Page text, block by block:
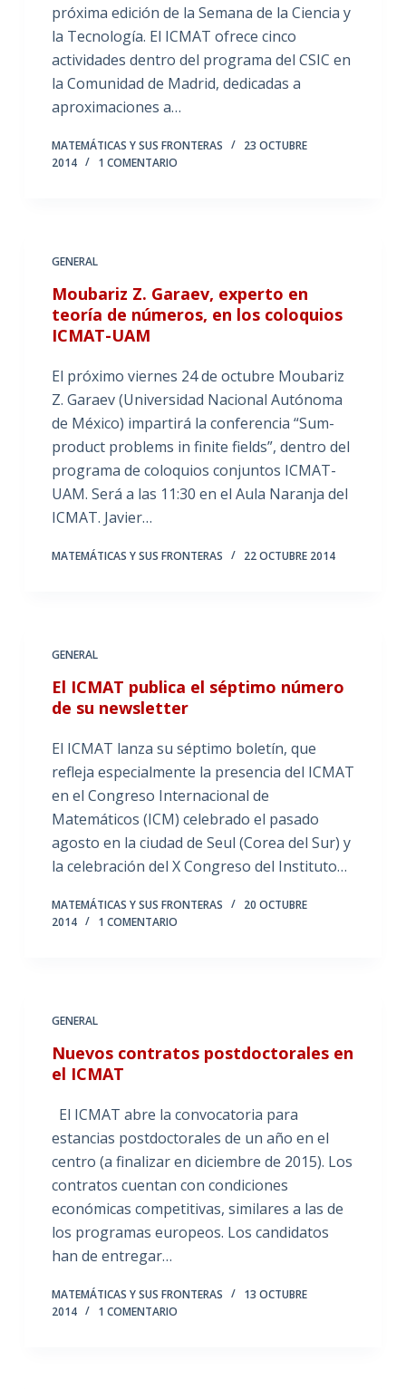
próxima edición de la Semana de la Ciencia y
la Tecnología. El ICMAT ofrece cinco
actividades dentro del programa del CSIC en
la Comunidad de Madrid, dedicadas a
aproximaciones a…
MATEMÁTICAS Y SUS FRONTERAS
23 OCTUBRE
2014
1 COMENTARIO
GENERAL
Moubariz Z. Garaev, experto en
teoría de números, en los coloquios
ICMAT-UAM
El próximo viernes 24 de octubre Moubariz
Z. Garaev (Universidad Nacional Autónoma
de México) impartirá la conferencia “Sum-
product problems in finite fields”, dentro del
programa de coloquios conjuntos ICMAT-
UAM. Será a las 11:30 en el Aula Naranja del
ICMAT. Javier…
MATEMÁTICAS Y SUS FRONTERAS 22 OCTUBRE 2014
GENERAL
El ICMAT publica el séptimo número
de su newsletter
El ICMAT lanza su séptimo boletín, que
refleja especialmente la presencia del ICMAT
en el Congreso Internacional de
Matemáticos (ICM) celebrado el pasado
agosto en la ciudad de Seul (Corea del Sur) y
la celebración del X Congreso del Instituto…
MATEMÁTICAS Y SUS FRONTERAS
20 OCTUBRE
2014
1 COMENTARIO
GENERAL
Nuevos contratos postdoctorales en
el ICMAT
El ICMAT abre la convocatoria para
estancias postdoctorales de un año en el
centro (a finalizar en diciembre de 2015). Los
contratos cuentan con condiciones
económicas competitivas, similares a las de
los programas europeos. Los candidatos
han de entregar…
MATEMÁTICAS Y SUS FRONTERAS
13 OCTUBRE
2014
1 COMENTARIO